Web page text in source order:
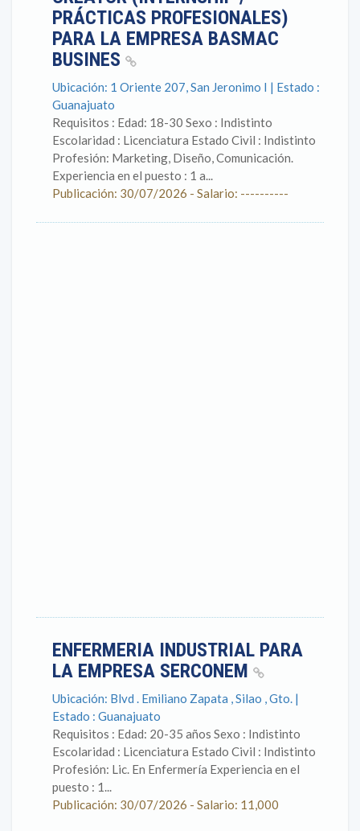
PRÁCTICAS PROFESIONALES)
PARA LA EMPRESA BASMAC
BUSINES
Ubicación: 1 Oriente 207, San Jeronimo I | Estado :
Guanajuato
Requisitos : Edad: 18-30 Sexo : Indistinto
Escolaridad : Licenciatura Estado Civil : Indistinto
Profesión: Marketing, Diseño, Comunicación.
Experiencia en el puesto : 1 a...
Publicación: 30/07/2026 - Salario: ----------
ENFERMERIA INDUSTRIAL PARA
LA EMPRESA SERCONEM
Ubicación: Blvd . Emiliano Zapata , Silao , Gto. |
Estado : Guanajuato
Requisitos : Edad: 20-35 años Sexo : Indistinto
Escolaridad : Licenciatura Estado Civil : Indistinto
Profesión: Lic. En Enfermería Experiencia en el
puesto : 1...
Publicación: 30/07/2026 - Salario: 11,000